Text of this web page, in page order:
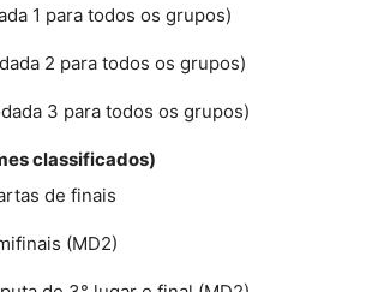
1 para todos os grupos)
2 para todos os grupos)
3 para todos os grupos)
classificados)
de finais
(MD2)